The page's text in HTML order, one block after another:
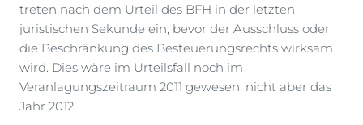
treten nach dem Urteil des BFH in der letzten
juristischen Sekunde ein, bevor der Ausschluss oder
die Beschränkung des Besteuerungsrechts wirksam
wird. Dies wäre im Urteilsfall noch im
Veranlagungszeitraum 2011 gewesen, nicht aber das
Jahr 2012.